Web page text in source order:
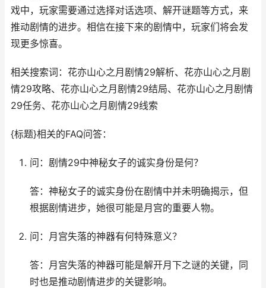
戏中，玩家需要通过选择对话选项、解开谜题等方式，来
推动剧情的进步。相信在接下来的剧情中，玩家们将会发
现更多惊喜。
相关搜索词：花亦山心之月剧情29解析、花亦山心之月剧
情29攻略、花亦山心之月剧情29结局、花亦山心之月剧情
29任务、花亦山心之月剧情29线索
{标题}相关的FAQ问答：
问：剧情29中神秘女子的诚实身份是何？
答：神秘女子的诚实身份在剧情中并未明确揭示，但
根据剧情进步，她很可能是月宫的重要人物。
问：月宫失落的神器有何特殊意义？
答：月宫失落的神器可能是解开月下之谜的关键，同
时也是推动剧情进步的关键影响。